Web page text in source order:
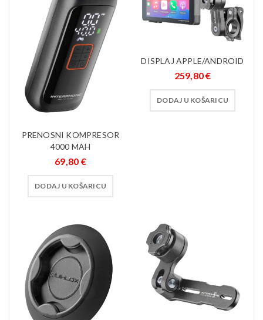
PRENOSNI KOMPRESOR
4000 MAH
69,80 €
DODAJ U KOŠARICU
DISPLAJ APPLE/ANDROID
259,80€
DODAJ U KOŠARICU